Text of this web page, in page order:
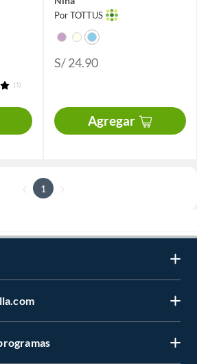
(1)
Por TOTTUS
S/ 24.90
Agregar
1